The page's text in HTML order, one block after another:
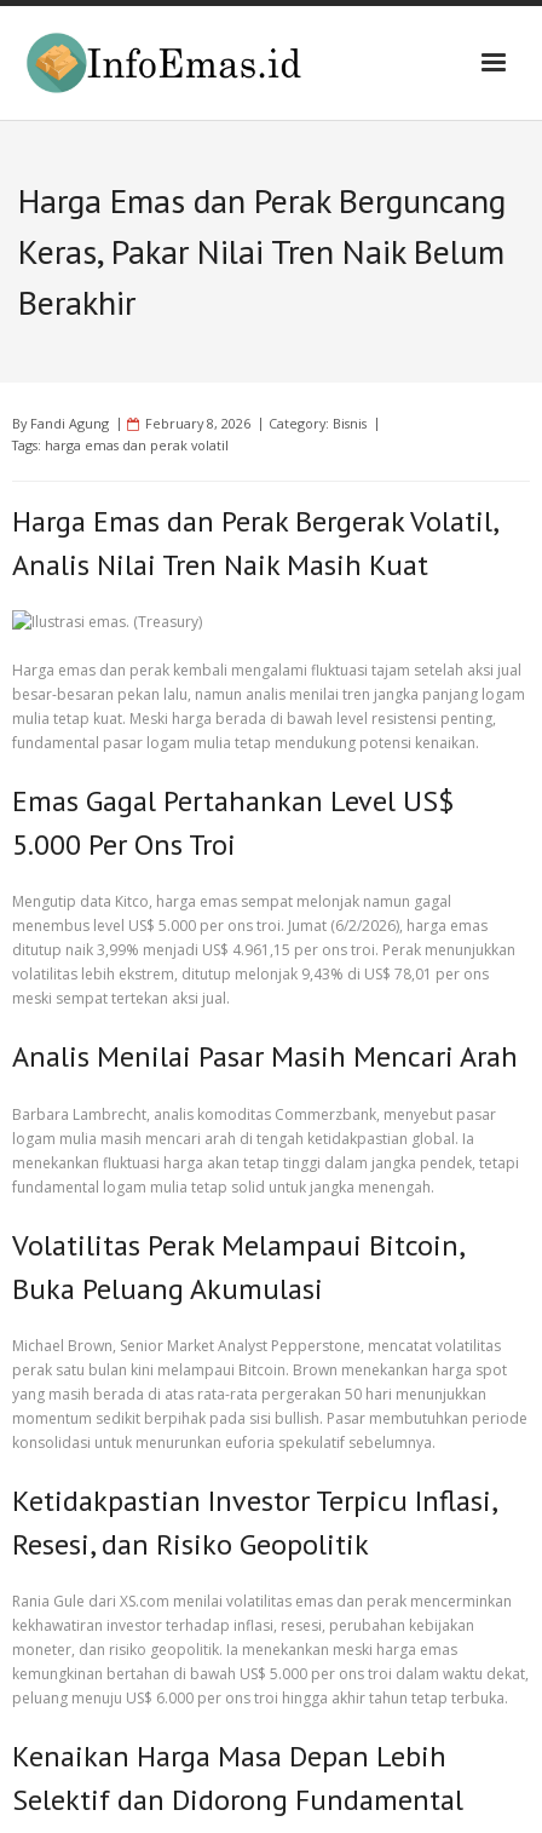
Skip
content
Harga Emas dan Perak Berguncang
Keras, Pakar Nilai Tren Naik Belum
Berakhir
By Fandi Agung February 8, 2026 Category: Bisnis
Tags: harga emas dan perak volatil
Harga Emas dan Perak Bergerak Volatil,
Analis Nilai Tren Naik Masih Kuat
Harga emas dan perak kembali mengalami fluktuasi tajam setelah aksi jual
besar-besaran pekan lalu, namun analis menilai tren jangka panjang logam
mulia tetap kuat. Meski harga berada di bawah level resistensi penting,
fundamental pasar logam mulia tetap mendukung potensi kenaikan.
Emas Gagal Pertahankan Level US$
5.000 Per Ons Troi
Mengutip data Kitco, harga emas sempat melonjak namun gagal
menembus level US$ 5.000 per ons troi. Jumat (6/2/2026), harga emas
ditutup naik 3,99% menjadi US$ 4.961,15 per ons troi. Perak menunjukkan
volatilitas lebih ekstrem, ditutup melonjak 9,43% di US$ 78,01 per ons
meski sempat tertekan aksi jual.
Analis Menilai Pasar Masih Mencari Arah
Barbara Lambrecht, analis komoditas Commerzbank, menyebut pasar
logam mulia masih mencari arah di tengah ketidakpastian global. Ia
menekankan fluktuasi harga akan tetap tinggi dalam jangka pendek, tetapi
fundamental logam mulia tetap solid untuk jangka menengah.
Volatilitas Perak Melampaui Bitcoin,
Buka Peluang Akumulasi
Michael Brown, Senior Market Analyst Pepperstone, mencatat volatilitas
perak satu bulan kini melampaui Bitcoin. Brown menekankan harga spot
yang masih berada di atas rata-rata pergerakan 50 hari menunjukkan
momentum sedikit berpihak pada sisi bullish. Pasar membutuhkan periode
konsolidasi untuk menurunkan euforia spekulatif sebelumnya.
Ketidakpastian Investor Terpicu Inflasi,
Resesi, dan Risiko Geopolitik
Rania Gule dari XS.com menilai volatilitas emas dan perak mencerminkan
kekhawatiran investor terhadap inflasi, resesi, perubahan kebijakan
moneter, dan risiko geopolitik. Ia menekankan meski harga emas
kemungkinan bertahan di bawah US$ 5.000 per ons troi dalam waktu dekat,
peluang menuju US$ 6.000 per ons troi hingga akhir tahun tetap terbuka.
Kenaikan Harga Masa Depan Lebih
Selektif dan Didorong Fundamental